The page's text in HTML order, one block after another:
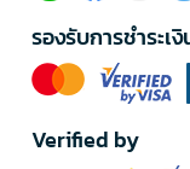
รองรับการชำระเงิ
Verified by